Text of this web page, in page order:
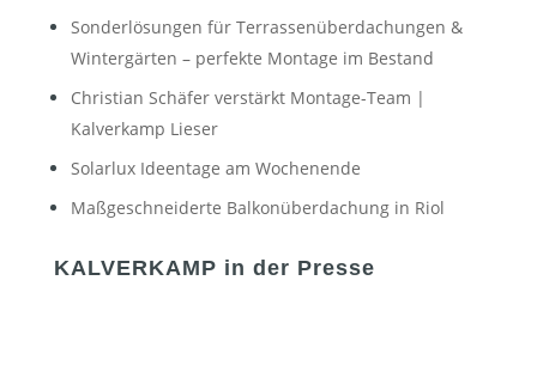
Sonderlösungen für Terrassenüberdachungen &
Wintergärten – perfekte Montage im Bestand
Christian Schäfer verstärkt Montage-Team |
Kalverkamp Lieser
Solarlux Ideentage am Wochenende
Maßgeschneiderte Balkonüberdachung in Riol
KALVERKAMP in der Presse